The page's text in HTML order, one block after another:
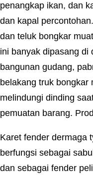
penangkap ikan, dan
dan kapal
dan teluk bongkar
ini banyak dipasang di
bangunan gudang,
belakang truk bongkar
melindungi dinding
pemuatan barang.
Karet fender dermaga
berfungsi sebagai
dan sebagai fender